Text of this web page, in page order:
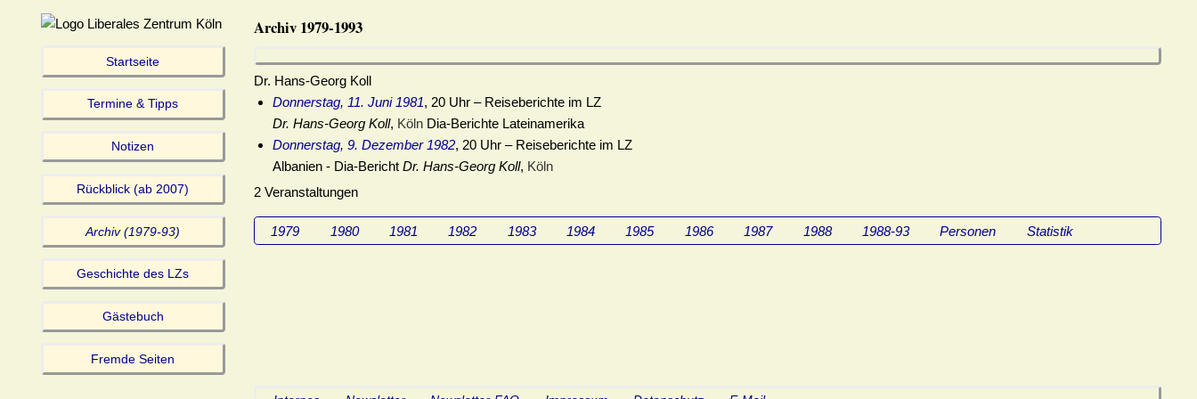
Startseite
Termine & Tipps
Notizen
Rückblick (ab 2007)
Archiv (1979-93)
Geschichte des LZs
Gästebuch
Fremde Seiten
Archiv 1979-1993
Dr. Hans-Georg Koll
Donnerstag, 11. Juni 1981, 20 Uhr – Reiseberichte im LZ
Dr. Hans-Georg Koll, Köln Dia-Berichte Lateinamerika
Donnerstag, 9. Dezember 1982, 20 Uhr – Reiseberichte im LZ
Albanien - Dia-BerichtDr. Hans-Georg Koll, Köln
2 Veranstaltungen
1979 1980 1981 1982 1983 1984 1985 1986 1987 1988 1988-93 Personen Statistik